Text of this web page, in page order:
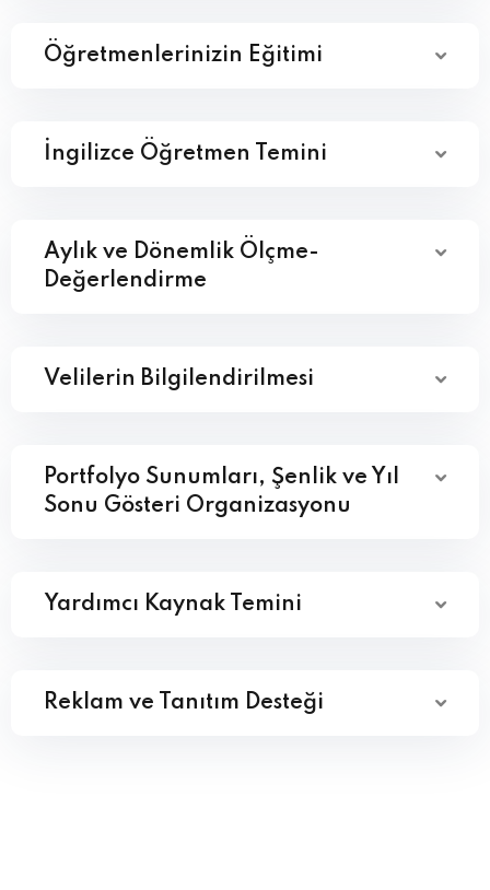
Öğretmenlerinizin Eğitimi
İngilizce Öğretmen Temini
Aylık ve Dönemlik Ölçme-
Değerlendirme
Velilerin Bilgilendirilmesi
Portfolyo Sunumları, Şenlik ve Yıl
Sonu Gösteri Organizasyonu
Yardımcı Kaynak Temini
Reklam ve Tanıtım Desteği